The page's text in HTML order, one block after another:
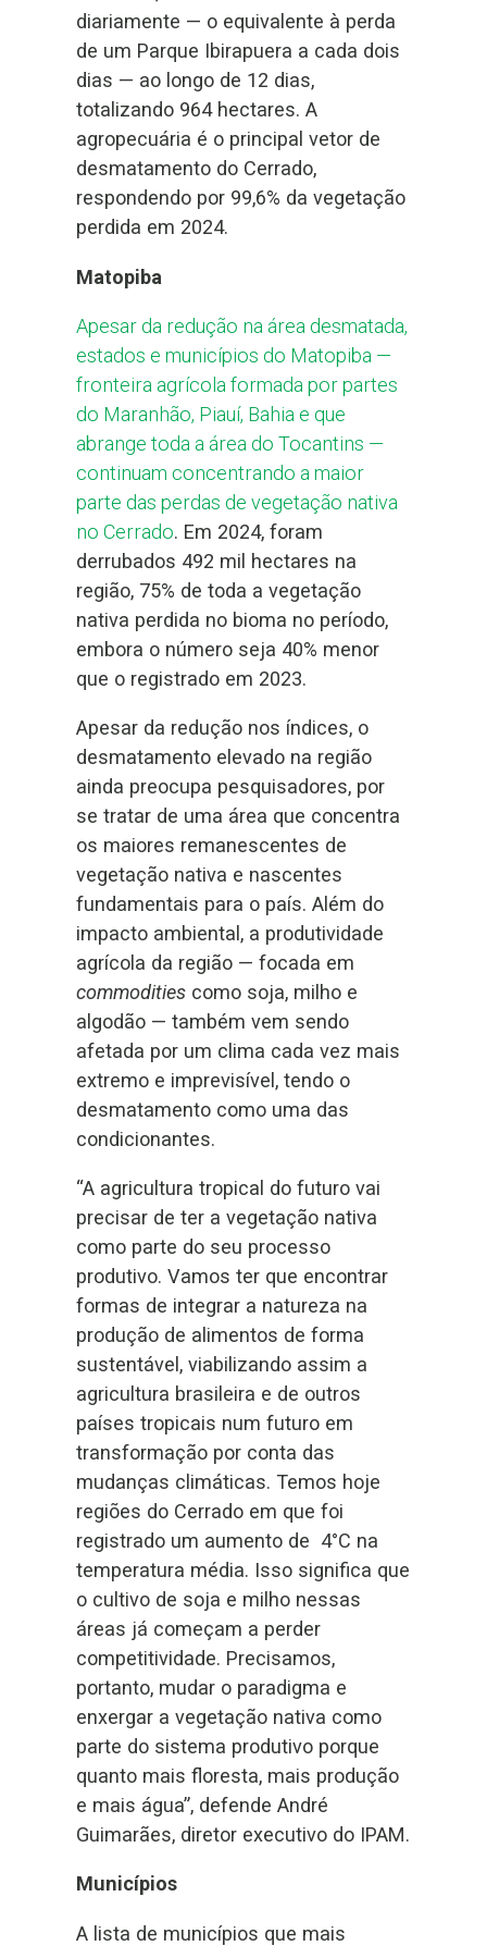
diariamente — o equivalente à perda
de um Parque Ibirapuera a cada dois
dias — ao longo de 12 dias,
totalizando 964 hectares. A
agropecuária é o principal vetor de
desmatamento do Cerrado,
respondendo por 99,6% da vegetação
perdida em 2024.
Matopiba
Apesar da redução na área desmatada,
estados e municípios do Matopiba —
fronteira agrícola formada por partes
do Maranhão, Piauí, Bahia e que
abrange toda a área do Tocantins —
continuam concentrando a maior
parte das perdas de vegetação nativa
no Cerrado. Em 2024, foram
derrubados 492 mil hectares na
região, 75% de toda a vegetação
nativa perdida no bioma no período,
embora o número seja 40% menor
que o registrado em 2023.
Apesar da redução nos índices, o
desmatamento elevado na região
ainda preocupa pesquisadores, por
se tratar de uma área que concentra
os maiores remanescentes de
vegetação nativa e nascentes
fundamentais para o país. Além do
impacto ambiental, a produtividade
agrícola da região — focada em
commoditiescomo soja, milho e
algodão — também vem sendo
afetada por um clima cada vez mais
extremo e imprevisível, tendo o
desmatamento como uma das
condicionantes.
“A agricultura tropical do futuro vai
precisar de ter a vegetação nativa
como parte do seu processo
produtivo. Vamos ter que encontrar
formas de integrar a natureza na
produção de alimentos de forma
sustentável, viabilizando assim a
agricultura brasileira e de outros
países tropicais num futuro em
transformação por conta das
mudanças climáticas. Temos hoje
regiões do Cerrado em que foi
registrado um aumento de 4°C na
temperatura média. Isso significa que
o cultivo de soja e milho nessas
áreas já começam a perder
competitividade. Precisamos,
portanto, mudar o paradigma e
enxergar a vegetação nativa como
parte do sistema produtivo porque
quanto mais floresta, mais produção
e mais água”, defende André
Guimarães, diretor executivo do IPAM.
Municípios
A lista de municípios que mais